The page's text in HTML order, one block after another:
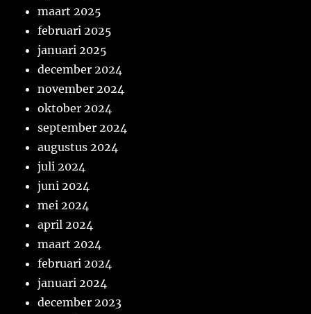
maart 2025
februari 2025
januari 2025
december 2024
november 2024
oktober 2024
september 2024
augustus 2024
juli 2024
juni 2024
mei 2024
april 2024
maart 2024
februari 2024
januari 2024
december 2023